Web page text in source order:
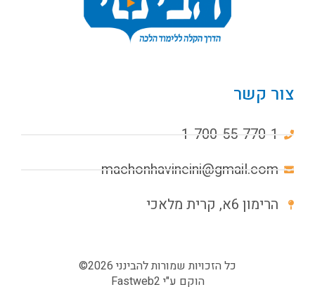
צור קשר
1-700-55-770-1
machonhavineini@gmail.com
הרימון 6א, קרית מלאכי
כל הזכויות שמורות להבינני 2026©
הוקם ע"י Fastweb2